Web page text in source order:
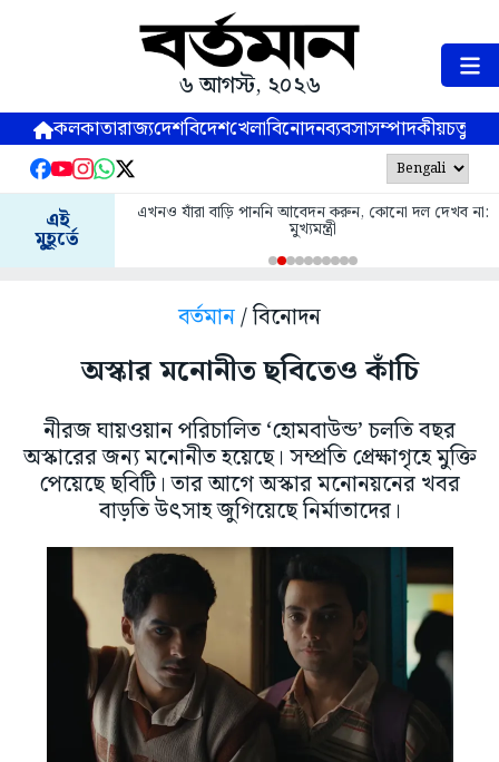
৬ আগস্ট, ২০২৬
কলকাতারাজ্যদেশবিদেশখেলাবিনোদনব্যবসাসম্পাদকীয়
এই
মুহূর্তে
এখনও যাঁরা বাড়ি পাননি আবেদন করুন, কোনো দল দেখব না:
মুখ্যমন্ত্রী
বর্তমান/ বিনোদন
অস্কার মনোনীত ছবিতেও কাঁচি
নীরজ ঘায়ওয়ান পরিচালিত ‘হোমবাউন্ড’ চলতি বছর
অস্কারের জন্য মনোনীত হয়েছে। সম্প্রতি প্রেক্ষাগৃহে মুক্তি
পেয়েছে ছবিটি। তার আগে অস্কার মনোনয়নের খবর
বাড়তি উৎসাহ জুগিয়েছে নির্মাতাদের।